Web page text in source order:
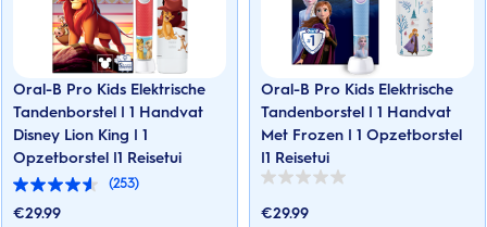
Oral-B Pro Kids Elektrische
Tandenborstel | 1 Handvat
Disney Lion King | 1
Opzetborstel |1 Reisetui
(253)
4.5
van
€29.99
Oral-B Pro Kids Elektrische
Tandenborstel | 1 Handvat
Met Frozen | 1 Opzetborstel
|1 Reisetui
0.0
de
€29.99